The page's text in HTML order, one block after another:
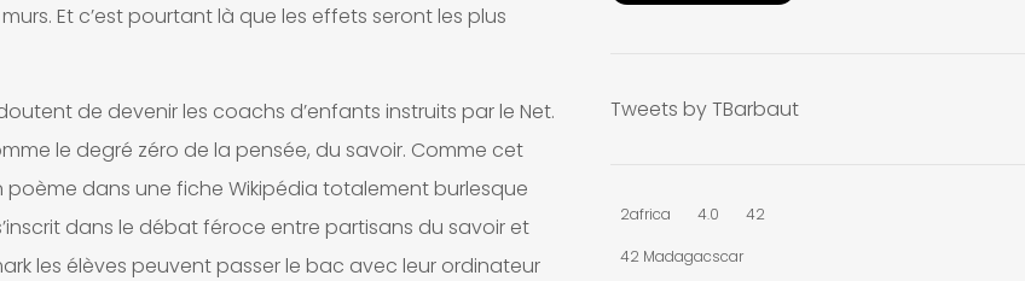
Et c’est pourtant là que les effets seront les plus
de devenir les coachs d’enfants instruits par le Net.
le degré zéro de la pensée, du savoir. Comme cet
dans une fiche Wikipédia totalement burlesque
dans le débat féroce entre partisans du savoir et
les élèves peuvent passer le bac avec leur ordinateur
Tweets by TBarbaut
2africa 4.0 42
42 Madagacscar